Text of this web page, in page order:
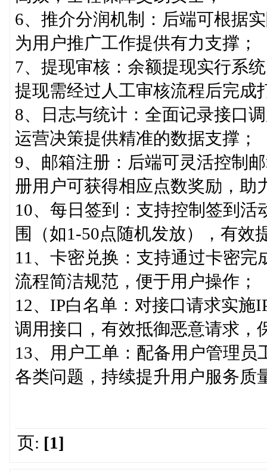
6、推介分润机制：后端可根据
为用户推广工作提供有力支撑；
7、提现审核：余额提现实行系
提现需经过人工审核流程后完成
8、日志与统计：全面记录接口
运营决策提供精准的数据支撑；
9、邮箱注册：后端可灵活控制
册用户可获得相应点数奖励，助
10、每日签到：支持控制签到
围（如1-50点随机发放），有效
11、卡密兑换：支持通过卡密
流程简洁规范，便于用户操作；
12、IP白名单：对接口请求实施
调用接口，有效抵御恶意请求，
13、用户工单：配备用户管理
各类问题，持续提升用户服务质
页: [1]